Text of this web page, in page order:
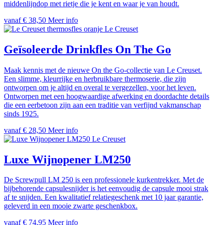
middenlijndop met rietje die je kent en waar je van houdt.
vanaf € 38,50 Meer info
Le Creuset
Geïsoleerde Drinkfles On The Go
Maak kennis met de nieuwe On the Go-collectie van Le Creuset.
Een slimme, kleurrijke en herbruikbare thermoserie, die zijn
ontworpen om je altijd en overal te vergezellen, voor het leven.
Ontworpen met een hoogwaardige afwerking en doordachte details
die een eerbetoon zijn aan een traditie van verfijnd vakmanschap
sinds 1925.
vanaf € 28,50 Meer info
Le Creuset
Luxe Wijnopener LM250
De Screwpull LM 250 is een professionele kurkentrekker. Met de
bijbehorende capsulesnijder is het eenvoudig de capsule mooi strak
af te snijden. Een kwalitatief relatiegeschenk met 10 jaar garantie,
geleverd in een mooie zwarte geschenkbox.
vanaf € 74,95 Meer info